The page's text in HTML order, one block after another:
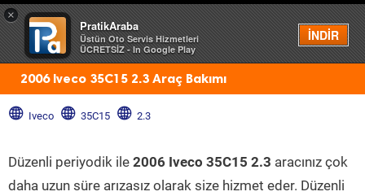
×
PratikAraba
Üstün Oto Servis Hizmetleri
ÜCRETSİZ - In Google Play
İNDİR
Menü
2006 Iveco 35C15 2.3 Araç Bakımı
Iveco 35C15 2.3
Düzenli periyodik ile 2006 Iveco 35C15 2.3 aracınız çok
daha uzun süre arızasız olarak size hizmet eder. Düzenli